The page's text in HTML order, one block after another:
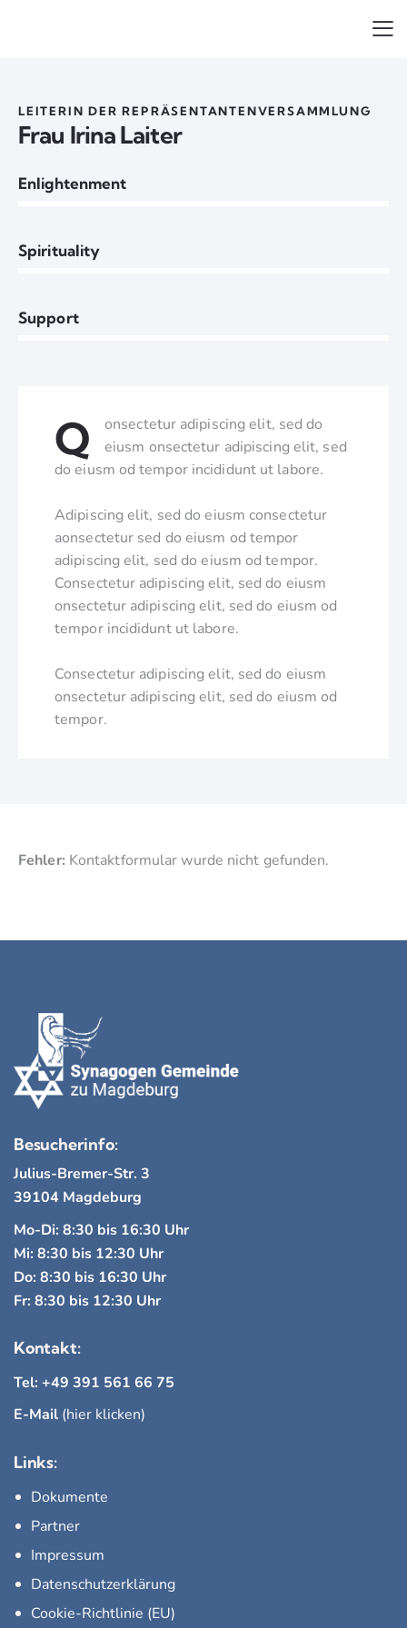
LEITERIN DER REPRÄSENTANTENVERSAMMLUNG
Frau Irina Laiter
Enlightenment
Spirituality
Support
Q
onsectetur adipiscing elit, sed do
eiusm onsectetur adipiscing elit, sed
do eiusm od tempor incididunt ut labore.
Adipiscing elit, sed do eiusm consectetur
aonsectetur sed do eiusm od tempor
adipiscing elit, sed do eiusm od tempor.
Consectetur adipiscing elit, sed do eiusm
onsectetur adipiscing elit, sed do eiusm od
tempor incididunt ut labore.
Consectetur adipiscing elit, sed do eiusm
onsectetur adipiscing elit, sed do eiusm od
tempor.
Fehler: Kontaktformular wurde nicht gefunden.
Besucherinfo:
Julius-Bremer-Str. 3
39104 Magdeburg
Mo-Di: 8:30 bis 16:30 Uhr
Mi: 8:30 bis 12:30 Uhr
Do: 8:30 bis 16:30 Uhr
Fr: 8:30 bis 12:30 Uhr
Kontakt:
Tel: +49 391 561 66 75
E-Mail (hier klicken)
Links:
Dokumente
Partner
Impressum
Datenschutzerklärung
Cookie-Richtlinie (EU)